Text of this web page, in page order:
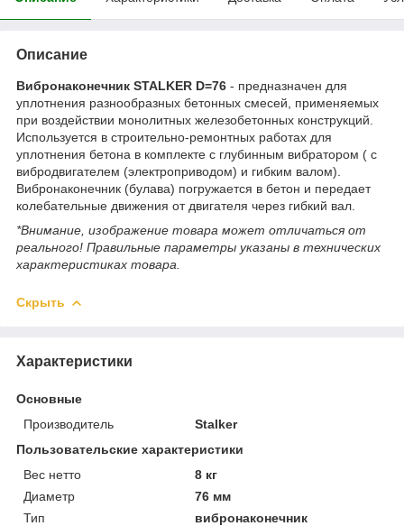
Описание
Вибронаконечник STALKER D=76 - предназначен для
уплотнения разнообразных бетонных смесей, применяемых
при воздействии монолитных железобетонных конструкций.
Используется в строительно-ремонтных работах для
уплотнения бетона в комплекте с глубинным вибратором ( с
вибродвигателем (электроприводом) и гибким валом).
Вибронаконечник (булава) погружается в бетон и передает
колебательные движения от двигателя через гибкий вал.
*Внимание, изображение товара может отличаться от
реального! Правильные параметры указаны в технических
характеристиках товара.
Скрыть
Характеристики
Основные
Производитель
Stalker
Пользовательские характеристики
Вес нетто
8 кг
Диаметр
76 мм
Тип
вибронаконечник